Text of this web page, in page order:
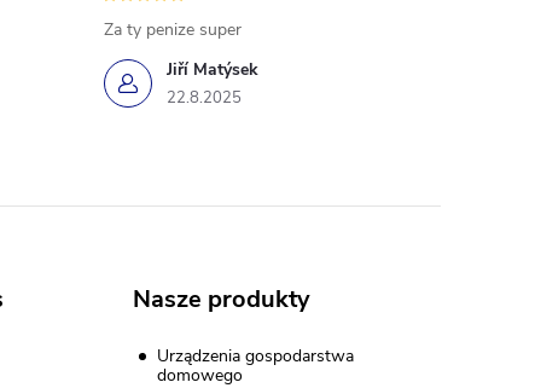
Jiří Matýsek
22.8.2025
Za ty penize super
Nasze produkty
Urządzenia gospodarstwa
domowego